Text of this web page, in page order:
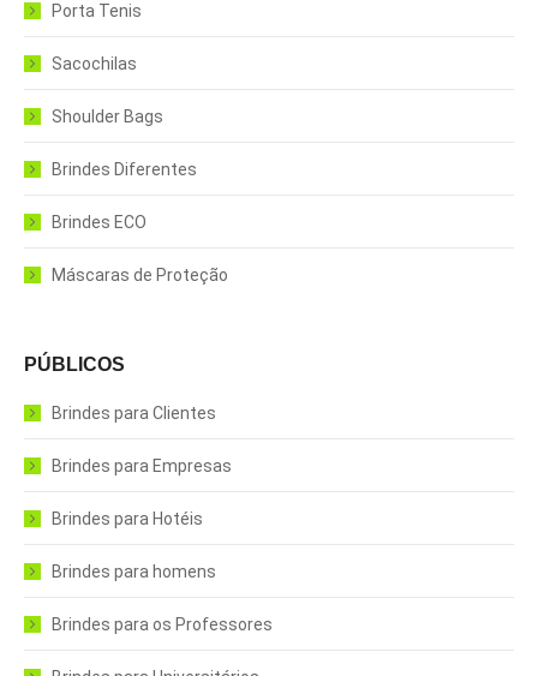
Porta Tenis
Sacochilas
Shoulder Bags
Brindes Diferentes
Brindes ECO
Máscaras de Proteção
PÚBLICOS
Brindes para Clientes
Brindes para Empresas
Brindes para Hotéis
Brindes para homens
Brindes para os Professores